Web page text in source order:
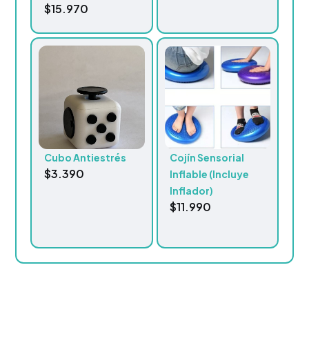
$15.970
Cubo Antiestrés
$3.390
Cojín Sensorial
Inflable (Incluye
Inflador)
$11.990